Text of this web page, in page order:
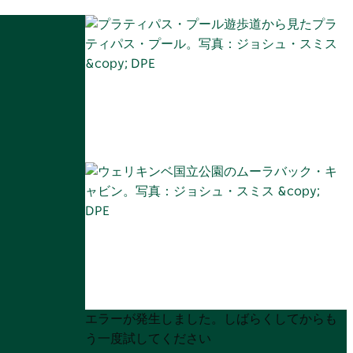
Product
List
Product
List
エラーが発生しました。しばらくしてからも
う一度試してください